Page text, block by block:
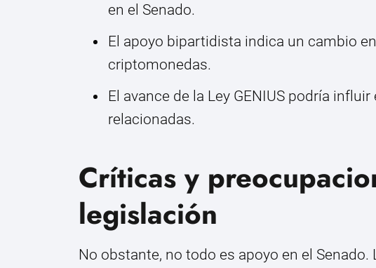
en el Senado.
El apoyo bipartidista indica un cambio
criptomonedas.
El avance de la Ley GENIUS podría
relacionadas.
Críticas y
legislación
No obstante, no todo es apoyo en el Senado.